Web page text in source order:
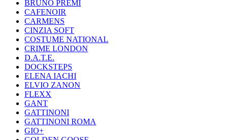
BRUNO PREMI
CAFENOIR
CARMENS
CINZIA SOFT
COSTUME NATIONAL
CRIME LONDON
D.A.T.E.
DOCKSTEPS
ELENA IACHI
ELVIO ZANON
FLEXX
GANT
GATTINONI
GATTINONI ROMA
GIO+